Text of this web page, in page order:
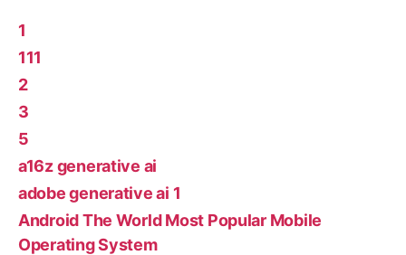
1
111
2
3
5
a16z generative ai
adobe generative ai 1
Android The World Most Popular Mobile
Operating System